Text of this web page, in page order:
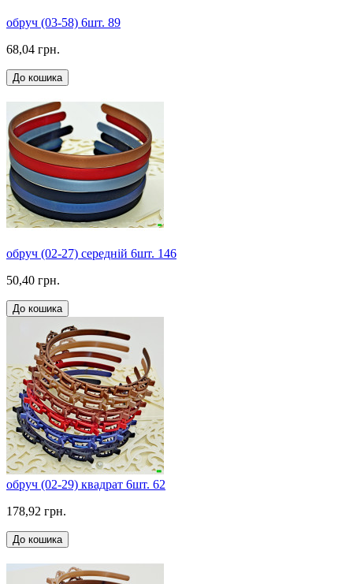
обруч (03-58) 6шт. 89
68,04 грн.
До кошика
обруч (02-27) середній 6шт. 146
50,40 грн.
До кошика
обруч (02-29) квадрат 6шт. 62
178,92 грн.
До кошика